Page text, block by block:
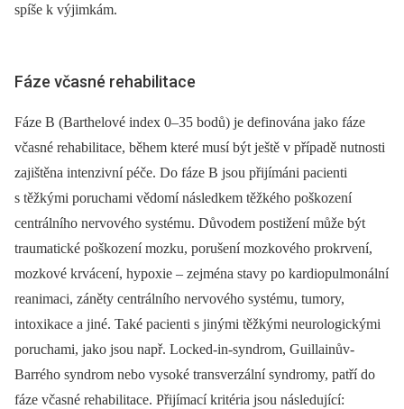
spíše k výjimkám.
Fáze včasné rehabilitace
Fáze B (Barthelové index 0–35 bodů) je definována jako fáze
včasné rehabilitace, během které musí být ještě v případě nutnosti
zajištěna intenzivní péče. Do fáze B jsou přijímáni pacienti
s těžkými poruchami vědomí následkem těžkého poškození
centrálního nervového systému. Důvodem postižení může být
traumatické poškození mozku, porušení mozkového prokrvení,
mozkové krvácení, hypoxie –⁠ zejména stavy po kardiopulmonální
reanimaci, záněty centrálního nervového systému, tumory,
intoxikace a jiné. Také pacienti s jinými těžkými neurologickými
poruchami, jako jsou např. Locked-in-syndrom, Guillainův-
Barrého syndrom nebo vysoké transverzální syndromy, patří do
fáze včasné rehabilitace. Přijímací kritéria jsou následující: